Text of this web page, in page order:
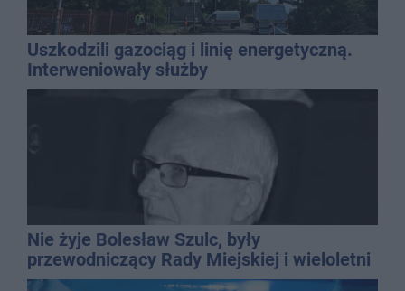
Uszkodzili gazociąg i linię energetyczną.
Interweniowały służby
Nie żyje Bolesław Szulc, były
przewodniczący Rady Miejskiej i wieloletni
dyrektor SP 14